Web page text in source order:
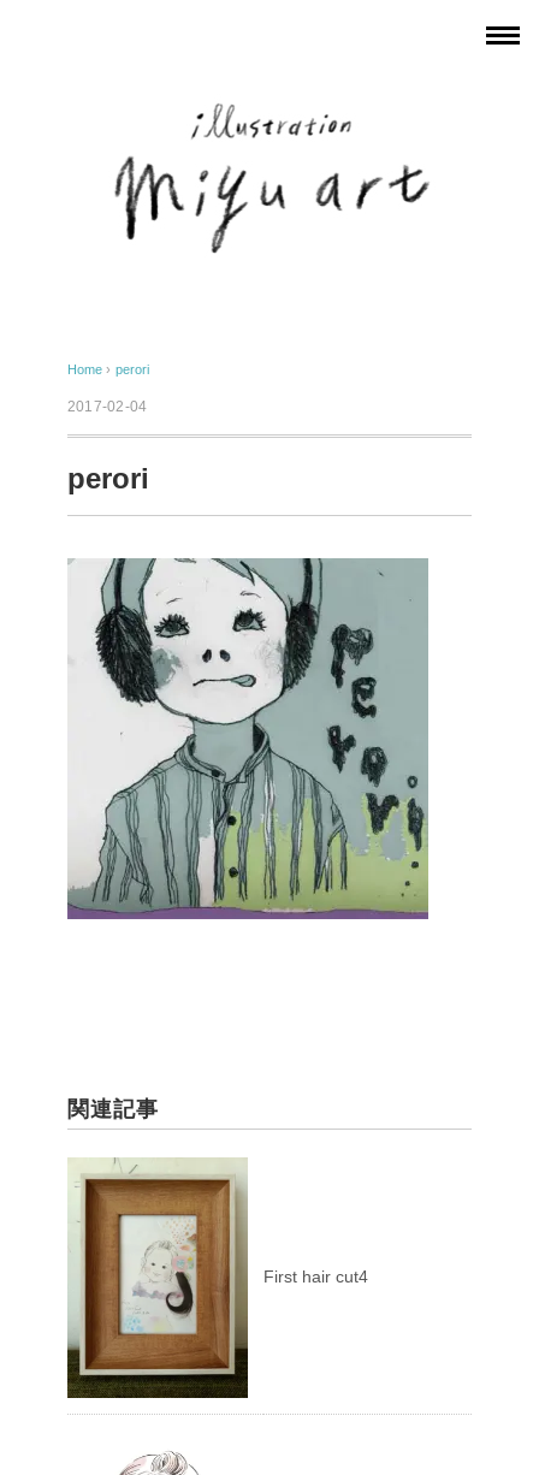
Home › perori
2017-02-04
perori
関連記事
First hair cut4